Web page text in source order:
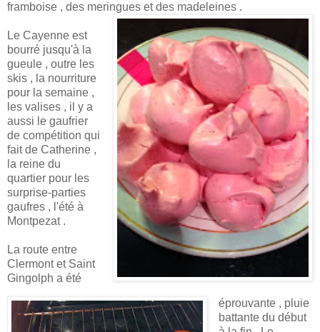
framboise , des meringues et des madeleines .
Le Cayenne est
bourré jusqu'à la
gueule , outre les
skis , la nourriture
pour la semaine ,
les valises , il y a
aussi le gaufrier
de compétition qui
fait de Catherine ,
la reine du
quartier pour les
surprise-parties
gaufres , l'été à
Montpezat .
La route entre
Clermont et Saint
Gingolph a été
éprouvante , pluie
battante du début